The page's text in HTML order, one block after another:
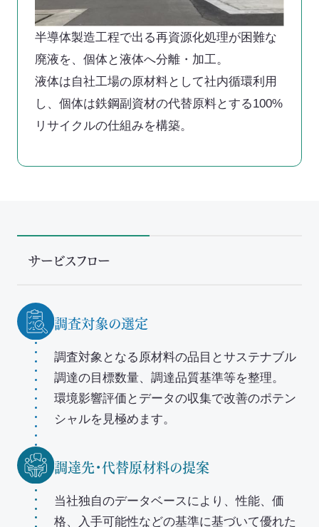
半導体製造工程で出る再資源化処理が困難な
廃液を、個体と液体へ分離・加工。
液体は自社工場の原材料として社内循環利用
し、個体は鉄鋼副資材の代替原料とする100%
リサイクルの仕組みを構築。
サービスフロー
調査対象の選定
調査対象となる原材料の品目とサステナブル
調達の目標数量、調達品質基準等を整理。
環境影響評価とデータの収集で改善のポテン
シャルを見極めます。
調達先・代替原材料の提案
当社独自のデータベースにより、性能、価
格、入手可能性などの基準に基づいて優れた